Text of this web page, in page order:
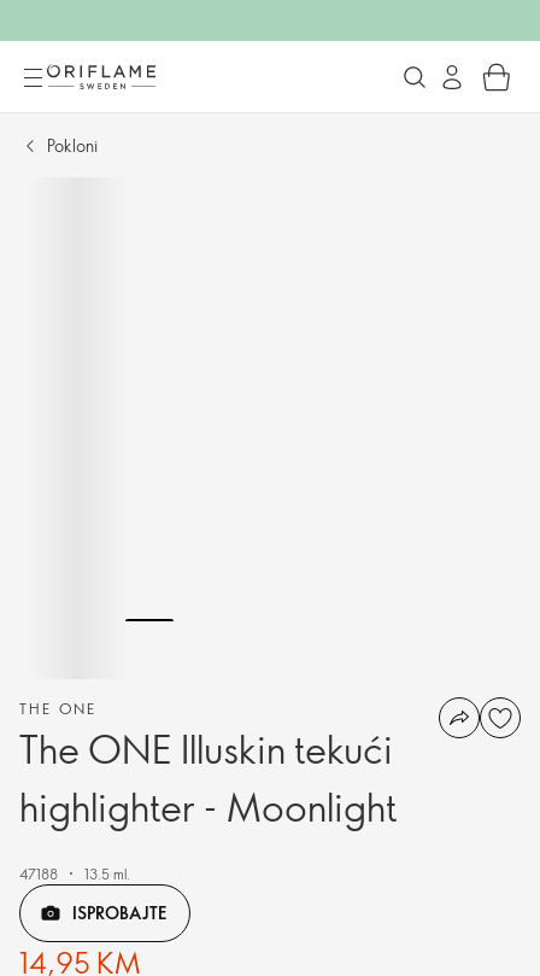
Pokloni
THE ONE
The ONE Illuskin tekući
highlighter - Moonlight
47188 13.5 ml.
ISPROBAJTE
14,95 KM